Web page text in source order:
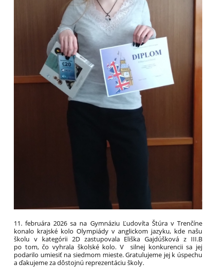
11. februára 2026 sa na Gymnáziu Ľudovíta Štúra v Trenčíne
konalo krajské kolo Olympiády v anglickom jazyku, kde našu
školu v kategórii 2D zastupovala Eliška Gajdúšková z III.B
po tom, čo vyhrala školské kolo. V silnej konkurencii sa jej
podarilo umiesiť na siedmom mieste. Gratulujeme jej k úspechu
a ďakujeme za dôstojnú reprezentáciu školy.